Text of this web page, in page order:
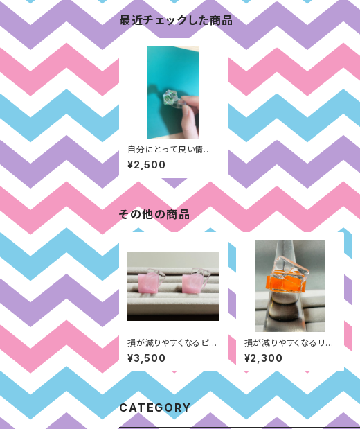
最近チェックした商品
自分にとって良い情報
が入りやすくなるリング
¥2,500
その他の商品
損が減りやすくなるピア
ス：自分の負けず嫌い面
（ピンク）
¥3,500
損が減りやすくなるリン
グ：過去の過去の経験
面（オレンジ）
¥2,300
CATEGORY